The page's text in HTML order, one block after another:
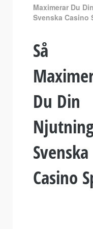
Maximerar Du
Svenska Casino
Så
Du Din
Svenska
Casino